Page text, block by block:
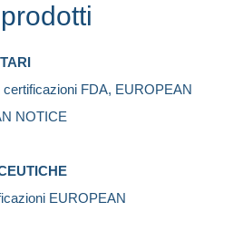
FDA, EUROPEAN
NOTICE
EUROPEAN